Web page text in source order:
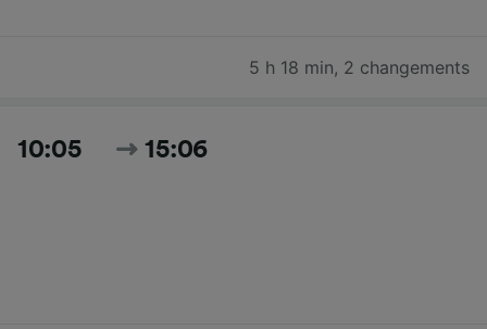
5 h 18 min, 2 changements
10:05 15:06